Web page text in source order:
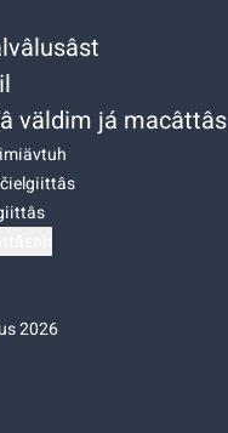
väldim já macâttâs
2026